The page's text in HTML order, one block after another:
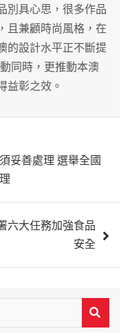
別具心思，很多作品
且兼顧時尚風格，在
的設計水平正不斷提
同時，更推動本澳
益彰之效。
妥善處理 選舉全國
六大任務加強食品
安全